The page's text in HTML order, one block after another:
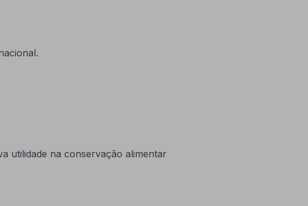
utilidade na conservação alimentar